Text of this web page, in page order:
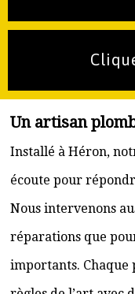
Un artisan
Installé à Héron,
écoute pour
Nous intervenons
réparations que
importants. Chaque